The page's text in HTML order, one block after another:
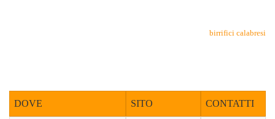
birrifici calabresi
DOVE SITO CONTATTI